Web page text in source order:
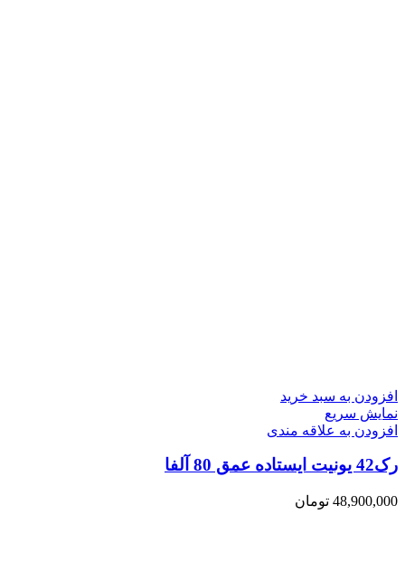
افزودن به سبد خرید
نمایش سریع
افزودن به علاقه مندی
رک42 یونیت ایستاده عمق 80 آلفا
48,900,000 تومان